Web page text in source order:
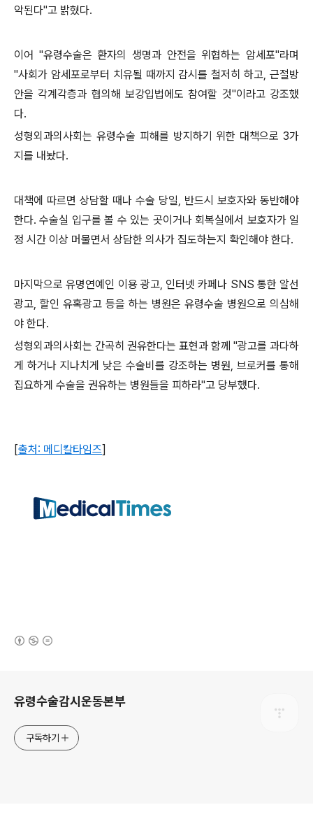
악된다"고 밝혔다.
이어 "유령수술은 환자의 생명과 안전을 위협하는 암세포"라며
"사회가 암세포로부터 치유될 때까지 감시를 철저히 하고, 근절방
안을 각계각층과 협의해 보강입법에도 참여할 것"이라고 강조했
다.
성형외과의사회는 유령수술 피해를 방지하기 위한 대책으로 3가
지를 내놨다.
대책에 따르면 상담할 때나 수술 당일, 반드시 보호자와 동반해야
한다. 수술실 입구를 볼 수 있는 곳이거나 회복실에서 보호자가 일
정 시간 이상 머물면서 상담한 의사가 집도하는지 확인해야 한다.
마지막으로 유명연예인 이용 광고, 인터넷 카페나 SNS 통한 알선
광고, 할인 유혹광고 등을 하는 병원은 유령수술 병원으로 의심해
야 한다.
성형외과의사회는 간곡히 권유한다는 표현과 함께 "광고를 과다하
게 하거나 지나치게 낮은 수술비를 강조하는 병원, 브로커를 통해
집요하게 수술을 권유하는 병원들을 피하라"고 당부했다.
[출처: 메디칼타임즈]
유령수술감시운동본부
구독하기